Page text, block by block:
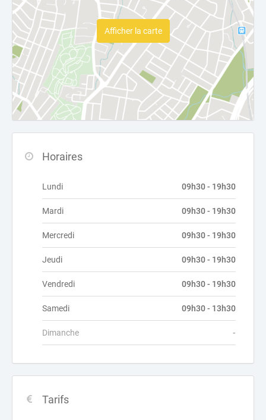
Afficher la carte
Horaires
Lundi 09h30 - 19h30
Mardi 09h30 - 19h30
Mercredi 09h30 - 19h30
Jeudi 09h30 - 19h30
Vendredi 09h30 - 19h30
Samedi 09h30 - 13h30
Dimanche -
Tarifs